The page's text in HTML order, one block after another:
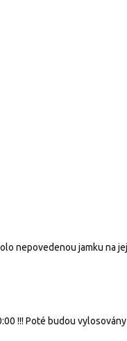
nepovedenou jamku na
!!! Poté budou